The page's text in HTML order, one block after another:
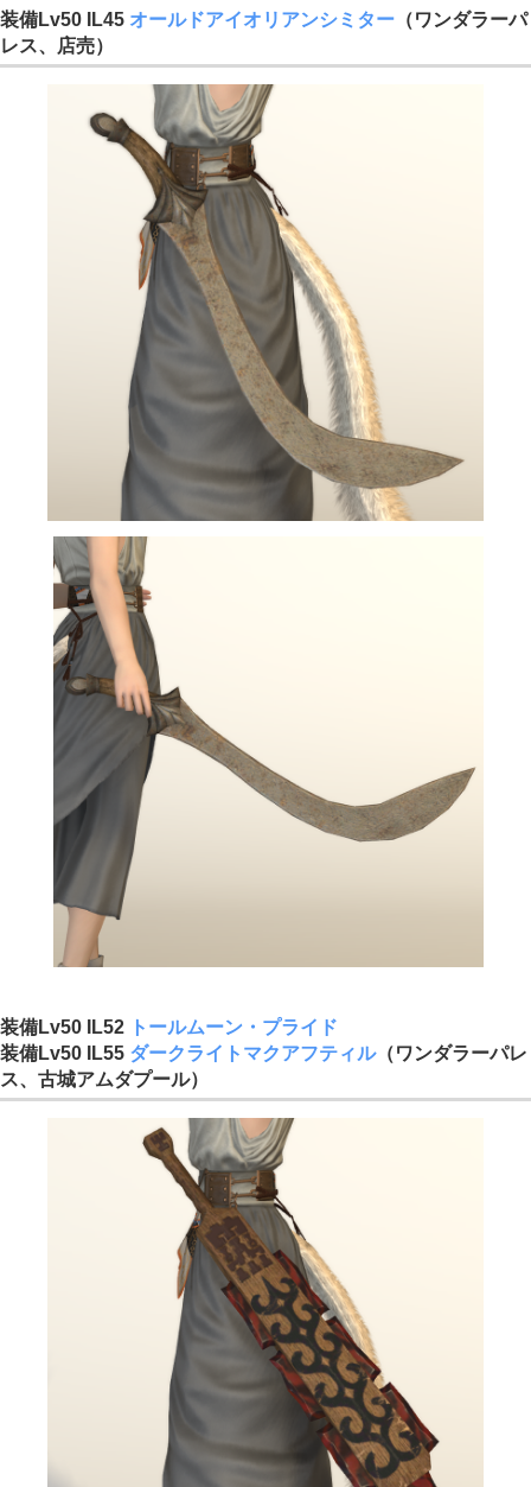
装備Lv50 IL45 オールドアイオリアンシミター （ワンダラーパ
レス、店売）
装備Lv50 IL52 トールムーン・プライド
装備Lv50 IL55 ダークライトマクアフティル（ワンダラーパレ
ス、古城アムダプール）